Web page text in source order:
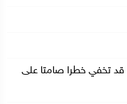
دراسة: المستويات “الطبيعية” لفيتامين B12 قد تخفي خطرا صامتا على